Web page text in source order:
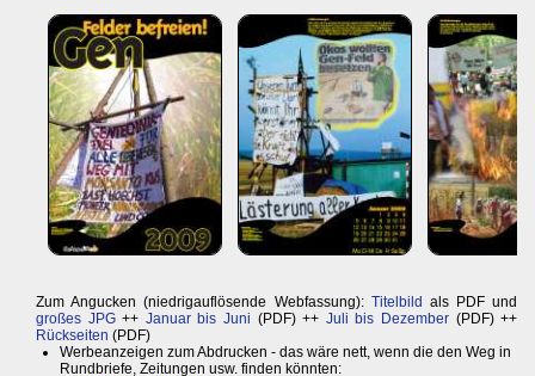
Zum Angucken (niedrigauflösende Webfassung): Titelbild als PDF und
großes JPG++ Januar bis Juni (PDF) ++ Juli bis Dezember (PDF) ++
Rückseiten (PDF)
Werbeanzeigen zum Abdrucken - das wäre nett, wenn die den Weg in
Rundbriefe, Zeitungen usw. finden könnten: